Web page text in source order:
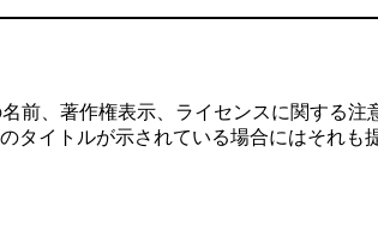
、著作権表示、ライセンスに関する注
タイトルが示されている場合にはそれも